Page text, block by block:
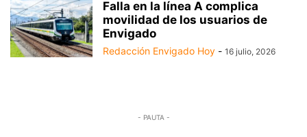
Falla en la línea A complica
movilidad de los usuarios de
Envigado
Redacción Envigado Hoy - 16 julio, 2026
- PAUTA -